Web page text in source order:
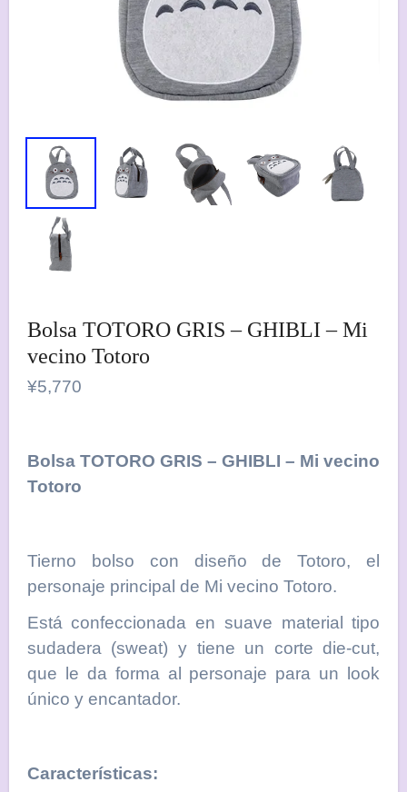
Bolsa TOTORO GRIS – GHIBLI – Mi
vecino Totoro
¥5,770
Bolsa TOTORO GRIS – GHIBLI – Mi vecino
Totoro
Tierno bolso con diseño de Totoro, el
personaje principal de Mi vecino Totoro.
Está confeccionada en suave material tipo
sudadera (sweat) y tiene un corte die-cut,
que le da forma al personaje para un look
único y encantador.
Características: